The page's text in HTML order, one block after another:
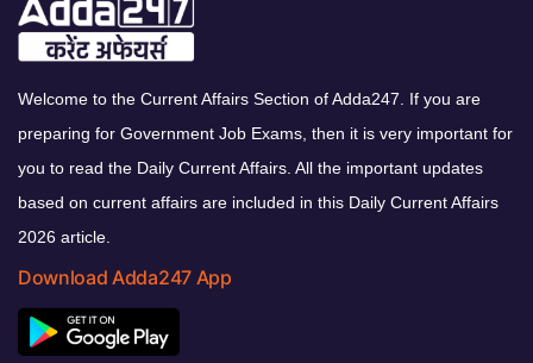
Welcome to the Current Affairs Section of Adda247. If you are
preparing for Government Job Exams, then it is very important for
you to read the Daily Current Affairs. All the important updates
based on current affairs are included in this Daily Current Affairs
2026 article.
Download Adda247 App